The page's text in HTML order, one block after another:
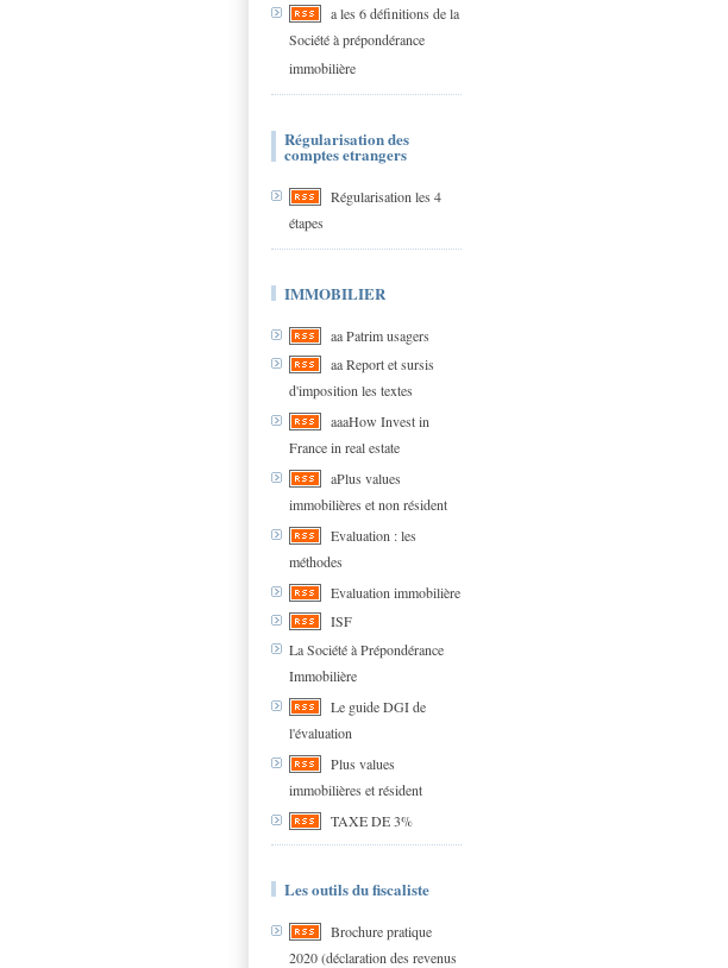
a les 6 définitions de la
Société à prépondérance
immobilière
Régularisation des
comptes etrangers
Régularisation les 4
étapes
IMMOBILIER
aa Patrim usagers
aa Report et sursis
d'imposition les textes
aaaHow Invest in
France in real estate
aPlus values
immobilières et non résident
Evaluation : les
méthodes
Evaluation immobilière
ISF
La Société à Prépondérance
Immobilière
Le guide DGI de
l'évaluation
Plus values
immobilières et résident
TAXE DE 3%
Les outils du fiscaliste
Brochure pratique
2020 (déclaration des revenus